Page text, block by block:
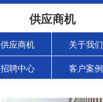
供应商机
供应商机 关于我们
招聘中心 客户案例